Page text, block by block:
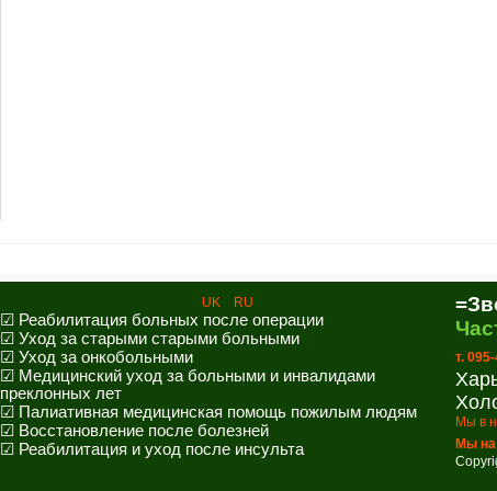
UK RU
☑ Реабилитация больных после операции
☑ Уход за старыми старыми больными
☑ Уход за онкобольными
☑ Медицинский уход за больными и инвалидами
преклонных лет
☑ Палиативная медицинская помощь пожилым людям
☑ Восстановление после болезней
☑ Реабилитация и уход после инсульта
т.
Мы в
Мы